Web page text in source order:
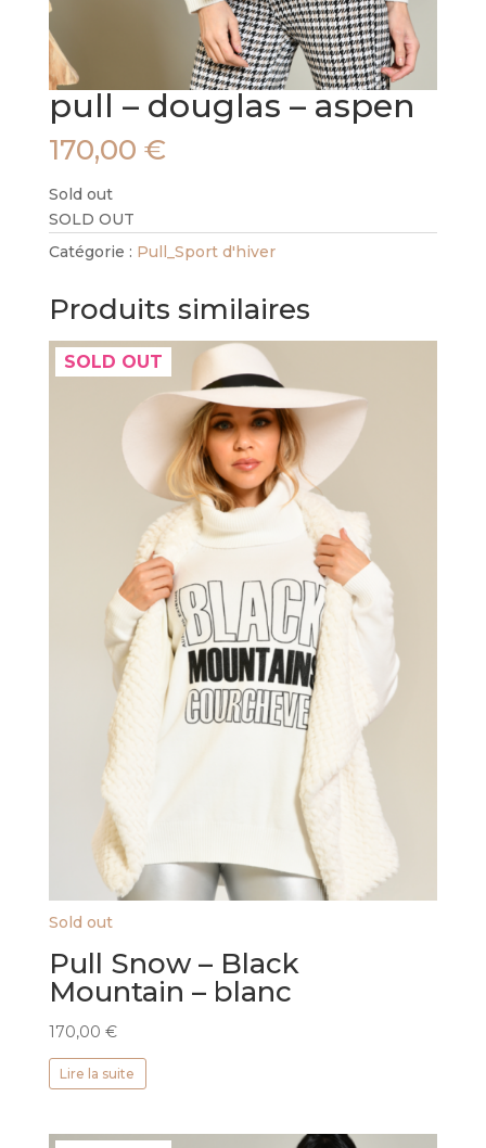
pull – douglas – aspen
170,00 €
Sold out
SOLD OUT
Catégorie : Pull_Sport d'hiver
Produits similaires
SOLD OUT
Sold out
Pull Snow – Black
Mountain – blanc
170,00 €
Lire la suite